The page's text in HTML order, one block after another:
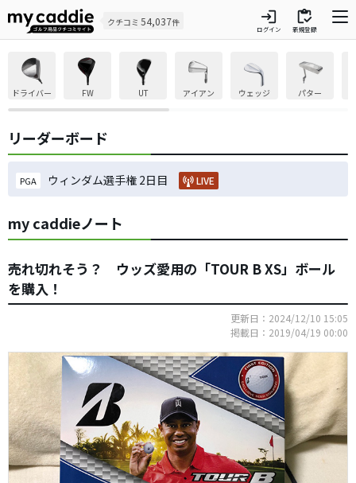
クチコミ 54,037件 login
ログイン
inventory
新規登録
ドライバー FW UT アイアン ウェッジ パター
リーダーボード
PGA ウィンダム選手権 2日目 LIVE
my caddieノート
売れ切れそう？ ウッズ愛用の「TOUR B XS」ボール
を購入！
更新日：2024/12/10 15:05
掲載日：2019/04/19 00:00